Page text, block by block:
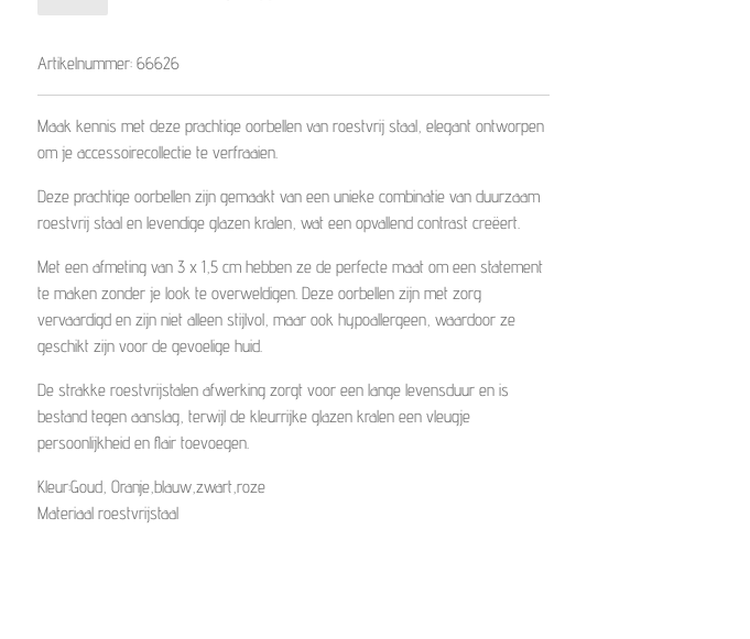
Artikelnummer: 66626
Maak kennis met deze prachtige oorbellen van roestvrij staal, elegant ontworpen
om je accessoirecollectie te verfraaien.
Deze prachtige oorbellen zijn gemaakt van een unieke combinatie van duurzaam
roestvrij staal en levendige glazen kralen, wat een opvallend contrast creëert.
Met een afmeting van 3 x 1,5 cm hebben ze de perfecte maat om een ​​statement
te maken zonder je look te overweldigen. Deze oorbellen zijn met zorg
vervaardigd en zijn niet alleen stijlvol, maar ook hypoallergeen, waardoor ze
geschikt zijn voor de gevoelige huid.
De strakke roestvrijstalen afwerking zorgt voor een lange levensduur en is
bestand tegen aanslag, terwijl de kleurrijke glazen kralen een vleugje
persoonlijkheid en flair toevoegen.
Kleur:Goud , Oranje,blauw,zwart,roze
Materiaal roestvrijstaal